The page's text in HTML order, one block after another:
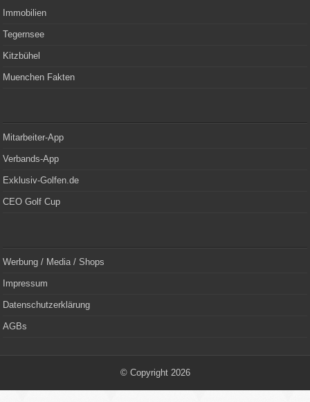
Immobilien
Tegernsee
Kitzbühel
Muenchen Fakten
Mitarbeiter-App
Verbands-App
Exklusiv-Golfen.de
CEO Golf Cup
Werbung / Media / Shops
Impressum
Datenschutzerklärung
AGBs
© Copyright 2026